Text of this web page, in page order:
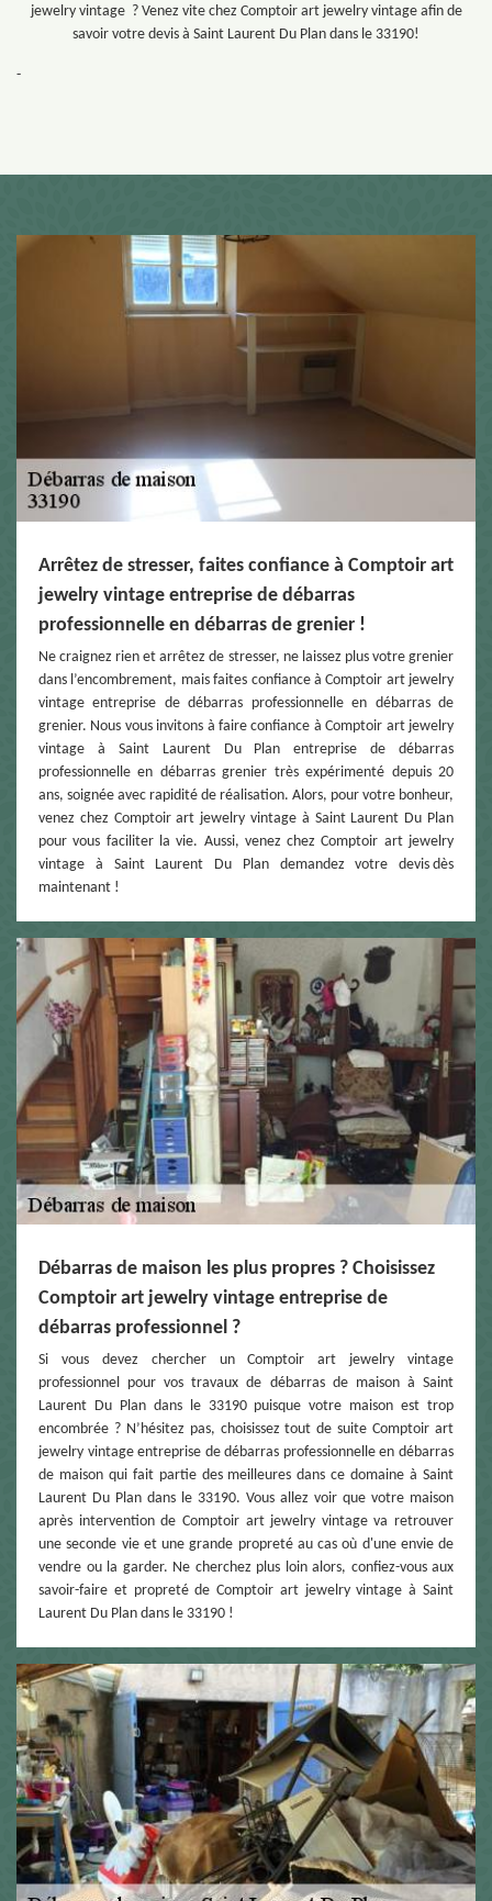
jewelry vintage ? Venez vite chez Comptoir art jewelry vintage afin de
savoir votre devis à Saint Laurent Du Plan dans le 33190!
-
Arrêtez de stresser, faites confiance à Comptoir art
jewelry vintage entreprise de débarras
professionnelle en débarras de grenier !
Ne craignez rien et arrêtez de stresser, ne laissez plus votre grenier
dans l’encombrement, mais faites confiance à Comptoir art jewelry
vintage entreprise de débarras professionnelle en débarras de
grenier. Nous vous invitons à faire confiance à Comptoir art jewelry
vintage à Saint Laurent Du Plan entreprise de débarras
professionnelle en débarras grenier très expérimenté depuis 20
ans, soignée avec rapidité de réalisation. Alors, pour votre bonheur,
venez chez Comptoir art jewelry vintage à Saint Laurent Du Plan
pour vous faciliter la vie. Aussi, venez chez Comptoir art jewelry
vintage à Saint Laurent Du Plan demandez votre devis dès
maintenant !
Débarras de maison les plus propres ? Choisissez
Comptoir art jewelry vintage entreprise de
débarras professionnel ?
Si vous devez chercher un Comptoir art jewelry vintage
professionnel pour vos travaux de débarras de maison à Saint
Laurent Du Plan dans le 33190 puisque votre maison est trop
encombrée ? N’hésitez pas, choisissez tout de suite Comptoir art
jewelry vintage entreprise de débarras professionnelle en débarras
de maison qui fait partie des meilleures dans ce domaine à Saint
Laurent Du Plan dans le 33190. Vous allez voir que votre maison
après intervention de Comptoir art jewelry vintage va retrouver
une seconde vie et une grande propreté au cas où d'une envie de
vendre ou la garder. Ne cherchez plus loin alors, confiez-vous aux
savoir-faire et propreté de Comptoir art jewelry vintage à Saint
Laurent Du Plan dans le 33190 !